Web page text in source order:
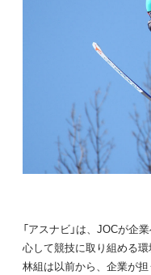
「アスナビ」は、JOCが
心して競技に取り組める
林組は以前から、企業が